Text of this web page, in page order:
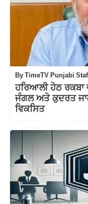
ByTimeTV Punjabi
ਹਰਿਆਲੀ ਹੇਠ
ਜੰਗਲ ਅਤੇ ਕੁਦਰਤ
ਵਿਕਸਿਤ